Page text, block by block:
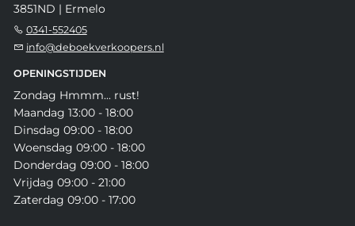
3851ND | Ermelo
0341-552405
info@deboekverkoopers.nl
OPENINGSTIJDEN
Zondag Hmmm... rust!
Maandag 13:00 - 18:00
Dinsdag 09:00 - 18:00
Woensdag 09:00 - 18:00
Donderdag 09:00 - 18:00
Vrijdag 09:00 - 21:00
Zaterdag 09:00 - 17:00